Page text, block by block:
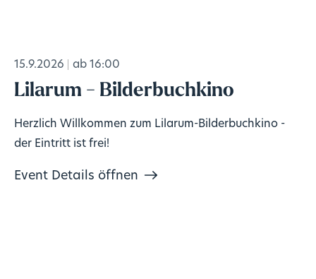
15.9.2026 ab 16:00
Lilarum - Bilderbuchkino
Herzlich Willkommen zum Lilarum-Bilderbuchkino -
der Eintritt ist frei!
Event Details öffnen